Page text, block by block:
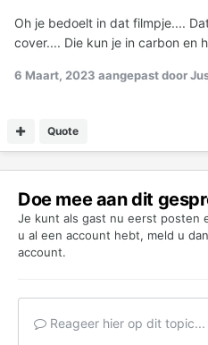
Oh je bedoelt in dat filmpje....
cover.... Die kun je in carbon en
6 Maart, 2023 aangepast door
Quote
Doe mee aan dit
Je kunt als gast nu eerst posten
u al een account hebt, meld u
account.
Reageer hier op dit topic...